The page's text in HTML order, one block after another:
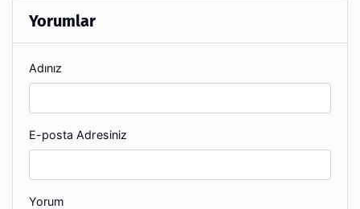
Yorumlar
Adınız
E-posta Adresiniz
Yorum